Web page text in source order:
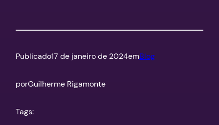
Publicado17 de janeiro de 2024emBlog
porGuilherme Rigamonte
Tags: